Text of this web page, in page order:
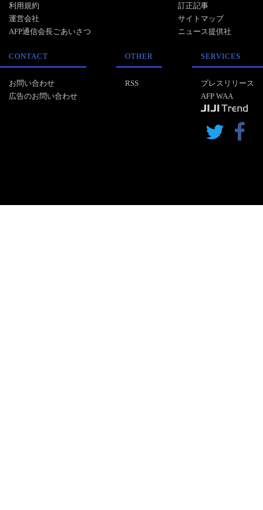
利用規約
運営会社
AFP通信会長ごあいさつ
訂正記事
サイトマップ
ニュース提供社
CONTACT
お問い合わせ
広告のお問い合わせ
OTHER
RSS
SERVICES
プレスリリース
AFP WAA